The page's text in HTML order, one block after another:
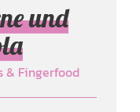
und
& Fingerfood